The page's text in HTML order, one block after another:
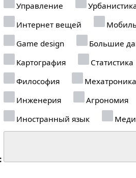
Управление
Интернет вещей
Game design
Большие
Картография
Статистика
Философия
Мехатроника
Инженерия
Агрономия
Иностранный язык